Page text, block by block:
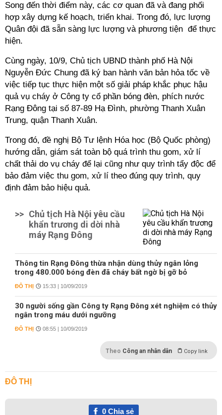
Song đến thời điểm này, các cơ quan đã và đang phối
hợp xây dựng kế hoạch, triển khai. Trong đó, lực lượng
Quân đội đã sẵn sàng lực lượng và phương tiện để thực
hiện.
Cùng ngày, 10/9, Chủ tịch UBND thành phố Hà Nội
Nguyễn Đức Chung đã ký ban hành văn bản hỏa tốc về
việc tiếp tục thực hiện một số giải pháp khắc phục hậu
quả vụ cháy ở Công ty cổ phần bóng đèn, phích nước
Rạng Đông tại số 87-89 Hạ Đình, phường Thanh Xuân
Trung, quận Thanh Xuân.
Trong đó, đề nghị Bộ Tư lệnh Hóa học (Bộ Quốc phòng)
hướng dẫn, giám sát toàn bộ quá trình thu gom, xử lí
chất thải do vụ cháy để lại cũng như quy trình tẩy độc để
bảo đảm việc thu gom, xử lí theo đúng quy trình, quy
định đảm bảo hiệu quả.
>> Chủ tịch Hà Nội yêu cầu
khẩn trương di dời nhà
máy Rạng Đông
Thông tin Rạng Đông thừa nhận dùng thủy ngân lỏng
trong 480.000 bóng đèn đã cháy bất ngờ bị gỡ bỏ
ĐÔ THỊ 15:33 | 10/09/2019
30 người sống gần Công ty Rạng Đông xét nghiệm có thủy
ngân trong máu dưới ngưỡng
ĐÔ THỊ 08:55 | 10/09/2019
Theo Công an nhân dân Copy link
ĐÔ THỊ
0Chia sẻ